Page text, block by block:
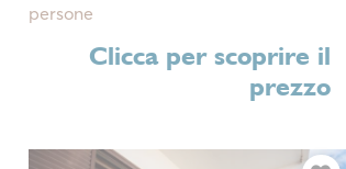
persone
Clicca per scoprire il
prezzo